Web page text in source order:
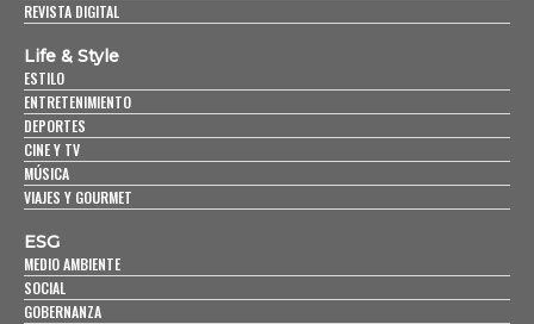
REVISTA DIGITAL
Life & Style
ESTILO
ENTRETENIMIENTO
DEPORTES
CINE Y TV
MÚSICA
VIAJES Y GOURMET
ESG
MEDIO AMBIENTE
SOCIAL
GOBERNANZA